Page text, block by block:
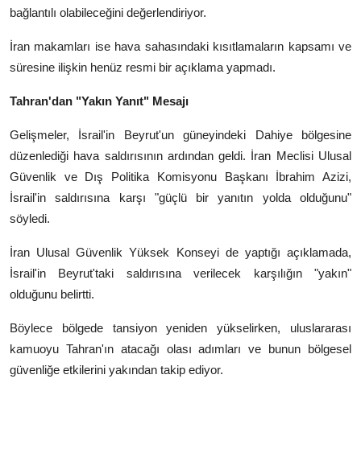
bağlantılı olabileceğini değerlendiriyor.
İran makamları ise hava sahasındaki kısıtlamaların kapsamı ve
süresine ilişkin henüz resmi bir açıklama yapmadı.
Tahran'dan "Yakın Yanıt" Mesajı
Gelişmeler, İsrail'in Beyrut'un güneyindeki Dahiye bölgesine
düzenlediği hava saldırısının ardından geldi. İran Meclisi Ulusal
Güvenlik ve Dış Politika Komisyonu Başkanı İbrahim Azizi,
İsrail'in saldırısına karşı "güçlü bir yanıtın yolda olduğunu"
söyledi.
İran Ulusal Güvenlik Yüksek Konseyi de yaptığı açıklamada,
İsrail'in Beyrut'taki saldırısına verilecek karşılığın "yakın"
olduğunu belirtti.
Böylece bölgede tansiyon yeniden yükselirken, uluslararası
kamuoyu Tahran'ın atacağı olası adımları ve bunun bölgesel
güvenliğe etkilerini yakından takip ediyor.